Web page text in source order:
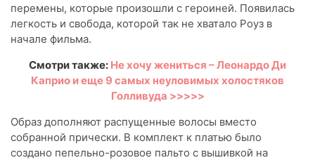
перемены, которые произошли с героиней. Появилась
легкость и свобода, которой так не хватало Роуз в
начале фильма.
Смотри также: Не хочу жениться – Леонардо Ди
Каприо и еще 9 самых неуловимых холостяков
Голливуда >>>>>
Образ дополняют распущенные волосы вместо
собранной прически. В комплект к платью было
создано пепельно-розовое пальто с вышивкой на